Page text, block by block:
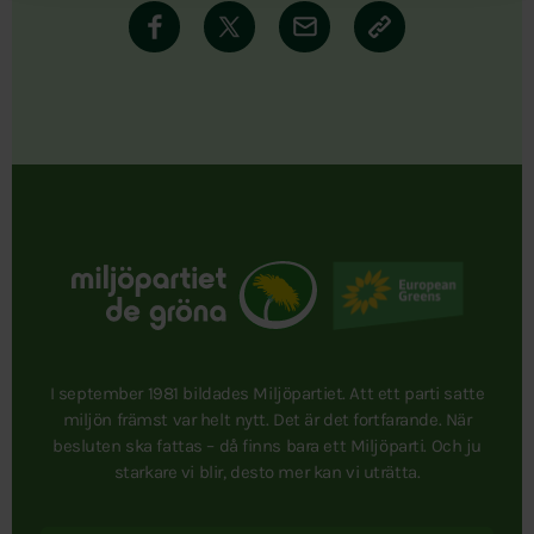
I september 1981 bildades Miljöpartiet. Att ett parti satte
miljön främst var helt nytt. Det är det fortfarande. När
besluten ska fattas – då finns bara ett Miljöparti. Och ju
starkare vi blir, desto mer kan vi uträtta.